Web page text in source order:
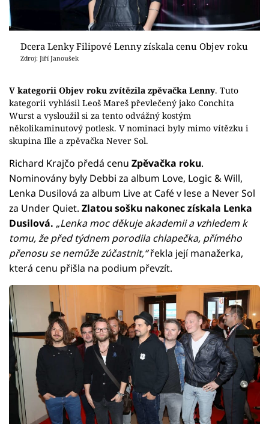
Dcera Lenky Filipové Lenny získala cenu Objev roku
Zdroj: Jiří Janoušek
V kategorii Objev roku zvítězila zpěvačka Lenny. Tuto
kategorii vyhlásil Leoš Mareš převlečený jako Conchita
Wurst a vysloužil si za tento odvážný kostým
několikaminutový potlesk. V nominaci byly mimo vítězku i
skupina Ille a zpěvačka Never Sol.
Richard Krajčo předá cenu Zpěvačka roku.
Nominovány byly Debbi za album Love, Logic & Will,
Lenka Dusilová za album Live at Café v lese a Never Sol
za Under Quiet. Zlatou sošku nakonec získala Lenka
Dusilová. „Lenka moc děkuje akademii a vzhledem k
tomu, že před týdnem porodila chlapečka, přímého
přenosu se nemůže zúčastnit,“řekla její manažerka,
která cenu přišla na podium převzít.